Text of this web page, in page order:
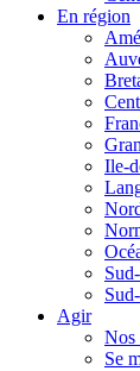
En région
Ile-
Agir
Nos
Se